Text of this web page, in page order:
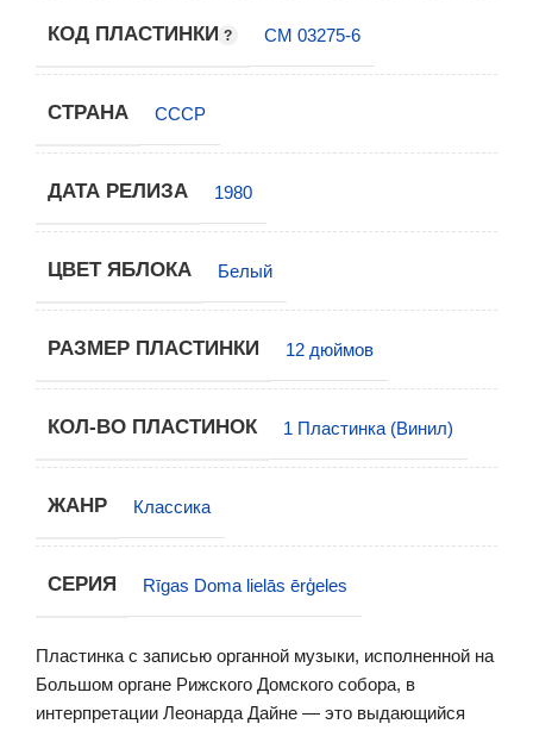
КОД ПЛАСТИНКИ СМ 03275-6
СТРАНА СССР
ДАТА РЕЛИЗА 1980
ЦВЕТ ЯБЛОКА Белый
РАЗМЕР ПЛАСТИНКИ 12 дюймов
КОЛ-ВО ПЛАСТИНОК 1 Пластинка (Винил)
ЖАНР Классика
СЕРИЯ Rīgas Doma lielās ērģeles
Пластинка с записью органной музыки, исполненной на
Большом органе Рижского Домского собора, в
интерпретации Леонарда Дайне — это выдающийся